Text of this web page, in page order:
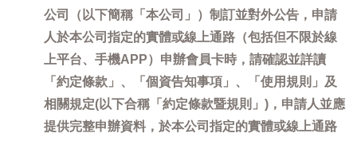
公司（以下簡稱「本公司」）制訂並對外公告，申請
人於本公司指定的實體或線上通路（包括但不限於線
上平台、手機APP）申辦會員卡時，請確認並詳讀
「約定條款」、「個資告知事項」、「使用規則」及
相關規定(以下合稱「約定條款暨規則」)，申請人並應
提供完整申辦資料，於本公司指定的實體或線上通路